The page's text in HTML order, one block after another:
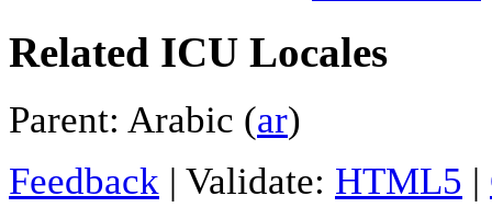
Related ICU Locales
Parent: Arabic (ar)
Feedback | Validate: HTML5 |